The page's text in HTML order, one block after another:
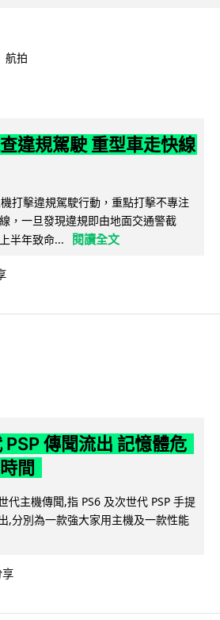
航拍
違規駕駛 重型車走快線
打擊違規駕駛行動，重點打擊不專注
，一旦發現違規即由地面交通警截
半年致命...
閱讀全文
PSP 傳聞流出 記憶體危
間
代主機傳聞,指 PS6 及次世代 PSP 手提
,分別為一款強大家用主機及一款性能